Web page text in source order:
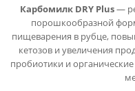
Карбомилк DRY Plus—
порошкообразной
пищеварения в рубце,
кетозов и увеличения
пробиотики и